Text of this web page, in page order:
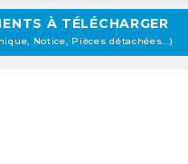
À TÉLÉCHARGER
Notice, Pièces détachées...)